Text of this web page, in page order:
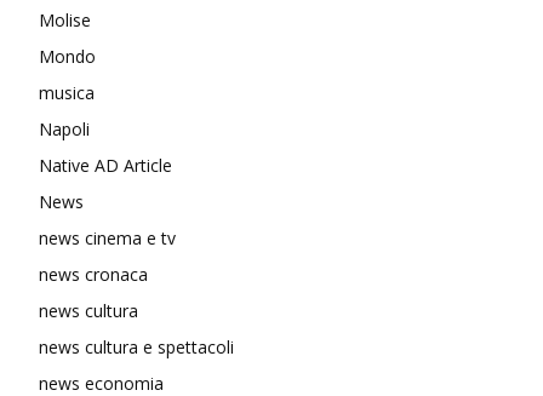
Molise
Mondo
musica
Napoli
Native AD Article
News
news cinema e tv
news cronaca
news cultura
news cultura e spettacoli
news economia